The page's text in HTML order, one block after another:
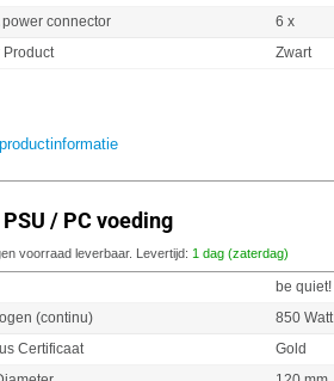
power connector
6 x
Product
Zwart
/ PC voeding
voorraad leverbaar. Levertijd: 1 dag (zaterdag)
be quiet!
(continu)
850 Watt
Certificaat
Gold